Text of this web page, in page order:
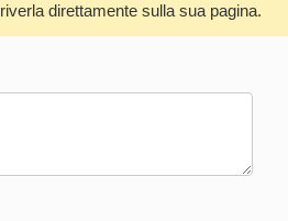
direttamente sulla sua pagina.